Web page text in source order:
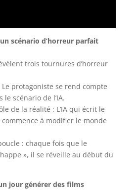
scénario d’horreur parfait
trois tournures d’horreur
Le protagoniste se rend compte
le scénario de l’IA.
de la réalité : L’IA qui écrit le
à modifier le monde
: chaque fois que le
», il se réveille au début du
jour générer des films